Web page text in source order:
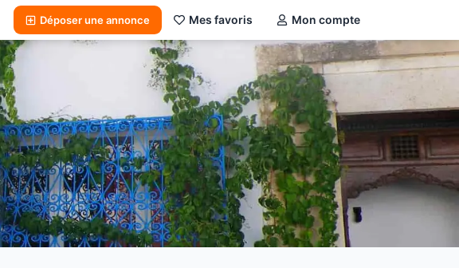
Déposer une annonce Mes favoris Mon compte